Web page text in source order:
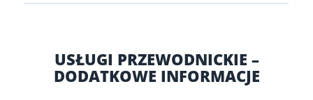
USŁUGI PRZEWODNICKIE –
DODATKOWE INFORMACJE